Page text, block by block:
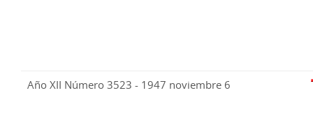
Año XII Número 3523 - 1947 noviembre 6